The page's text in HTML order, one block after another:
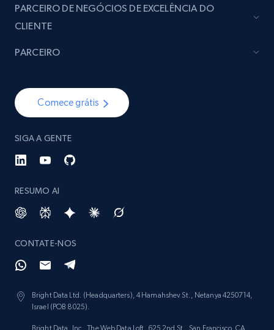
Comece grátis
SIGA A GENTE
RESUMO AI
CONTATE-NOS
Bright Data Ltd. (Headquarters), 4 Hamahshev St., Netanya 4250714,
Israel (POB 8025).
Bright Data, Inc., The Web Data Loft, 625 2nd St., San Francisco, CA
PARCEIRO DE NEGÓCIOS DE EXCELÊNCIA DO
CLIENTE
PARCEIRO